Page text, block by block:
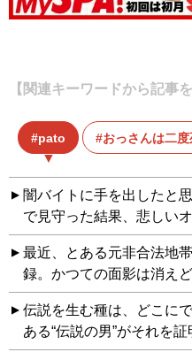
【関連キーワードから記事を
pato おっさんは二
闇バイトに手を出したと
で見守った結果、悲しい
最近、とある元非合法地
録。かつての面影は消え
伝説を生む種は、どこに
ある“伝説の男”がそれを